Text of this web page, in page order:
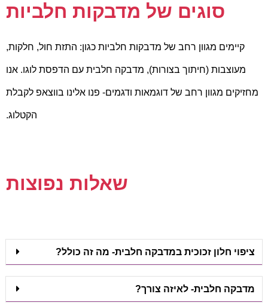
סוגים של מדבקות חלביות
קיימים מגוון רחב של מדבקות חלביות כגון: התזת חול, חלקות,
מעוצבות (חיתוך בצורות), מדבקה חלבית עם הדפסת לוגו. אנו
מחזיקים מגוון רחב של דוגמאות ודגמים- פנו אלינו בווצאפ לקבלת
הקטלוג.
שאלות נפוצות
ציפוי חלון זכוכית במדבקה חלבית- מה זה כולל?
מדבקה חלבית- לאיזה צורך?